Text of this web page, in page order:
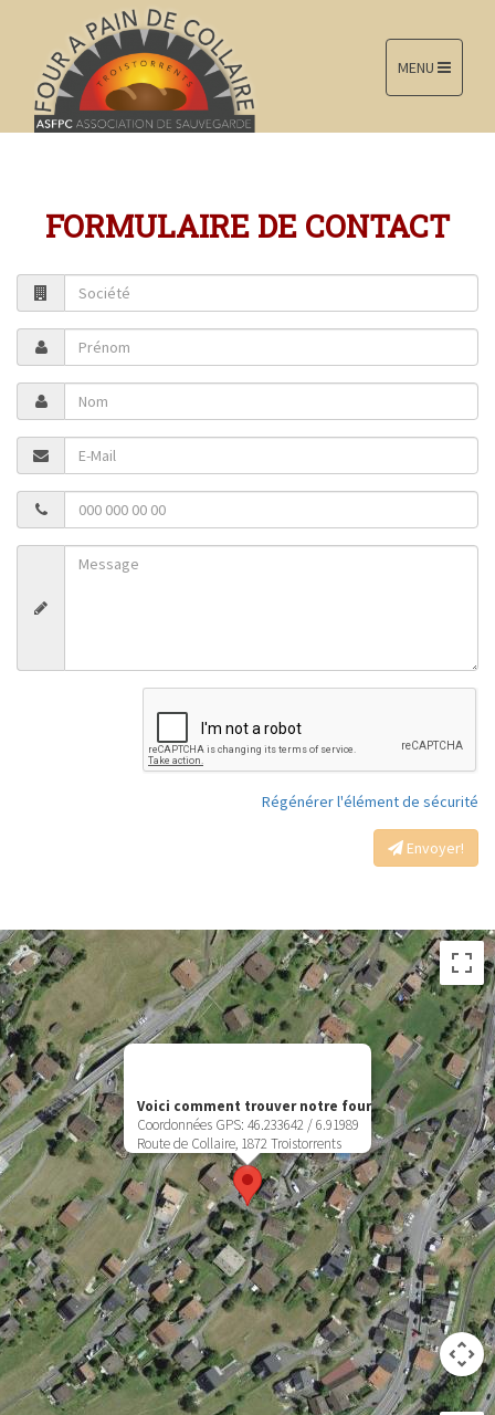
MENU
FORMULAIRE DE CONTACT
Régénérer l'élément de sécurité
Envoyer!
Voici comment trouver notre four
Coordonnées GPS: 46.233642 / 6.91989
Route de Collaire, 1872 Troistorrents